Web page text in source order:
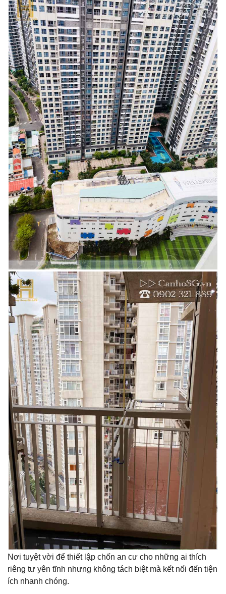
Nơi tuyệt vời để thiết lập chốn an cư cho những ai thích
riêng tư yên tĩnh nhưng không tách biệt mà kết nối đến tiện
ích nhanh chóng.